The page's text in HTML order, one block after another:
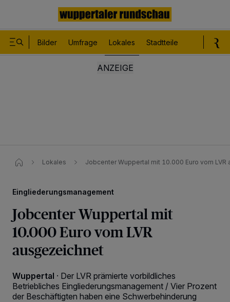
Bilder Umfrage Lokales Stadtteile
Lokales Jobcenter Wuppertal mit 10.000 Euro vom LVR
Eingliederungsmanagement
Jobcenter Wuppertal mit
10.000 Euro vom LVR
ausgezeichnet
Wuppertal · Der LVR prämierte vorbildliches
Betriebliches Eingliederungsmanagement / Vier Prozent
der Beschäftigten haben eine Schwerbehinderung